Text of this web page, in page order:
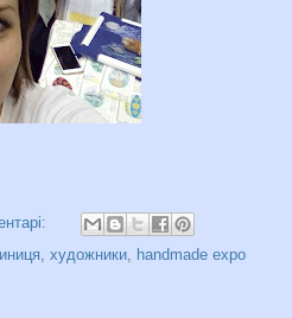
художники handmade expo